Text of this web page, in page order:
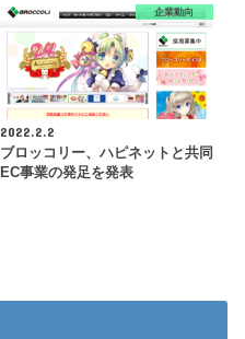
企業動向
2022.2.2
ブロッコリー、ハピネットと共同
EC事業の発足を発表